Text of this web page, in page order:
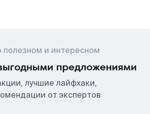
полезном и интересном
предложениями
лучшие лайфхаки,
от экспертов